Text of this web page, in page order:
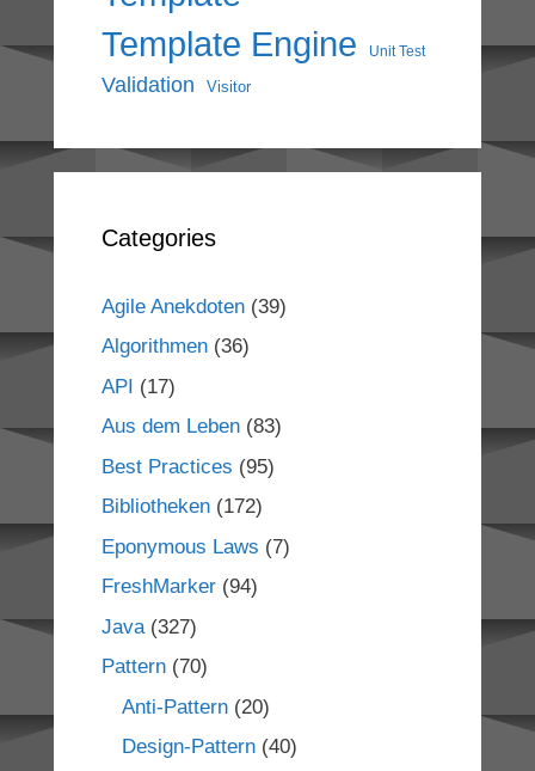
Template Engine Unit Test
Validation Visitor
Categories
Agile Anekdoten(39)
Algorithmen(36)
API (17)
Aus dem Leben(83)
Best Practices (95)
Bibliotheken(172)
Eponymous Laws (7)
FreshMarker(94)
Java(327)
Pattern(70)
Anti-Pattern(20)
Design-Pattern(40)